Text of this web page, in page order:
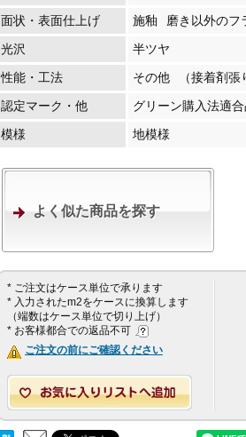
面状・表面仕上げ
施釉
磨き以外のフ
光沢
半ツヤ
性能・工法
その他
（接着剤
認定マーク・他
グリーン購入法適合
模様
地模様
よく似た商品を探す
* ご注文はケース単位で承ります
* 入力されたm2をケースに換算します
（端数はケース単位で切り上げ）
* お客様都合での返品不可
ご注文の前にご確認ください